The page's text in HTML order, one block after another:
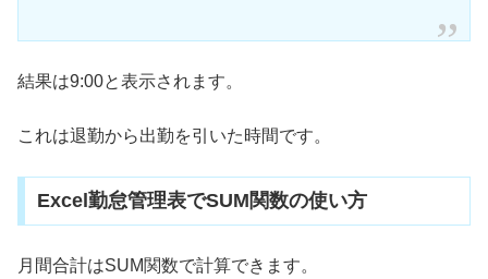
結果は9:00と表示されます。
これは退勤から出勤を引いた時間です。
Excel勤怠管理表でSUM関数の使い方
月間合計はSUM関数で計算できます。